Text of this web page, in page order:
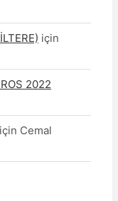
için
2022
için Cemal